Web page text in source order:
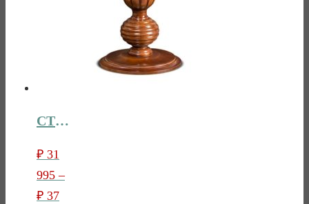
CТОЛ КОФЕЙНЫЙ АРТ.143
₽ 31
995 –
₽ 37